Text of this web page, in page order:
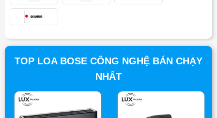
TOP LOA BOSE CÔNG NGHỆ BÁN CHẠY
NHẤT